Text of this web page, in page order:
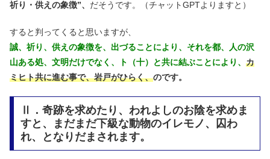
祈り・供えの象徴”、 だそうです。（チャットGPTよりますと）
すると判ってくると思いますが、
誠、祈り、供えの象徴を、出づることにより、 それを都、人の沢
山ある処、文明だけでなく、ト（十）と共に結ぶことにより、 カ
ミヒト共に進む事で、岩戸がひらく、のです。
Ⅱ．奇跡を求めたり、われよしのお陰を求めま
すと、まだまだ下級な動物のイレモノ、囚わ
れ、となりだまされます。